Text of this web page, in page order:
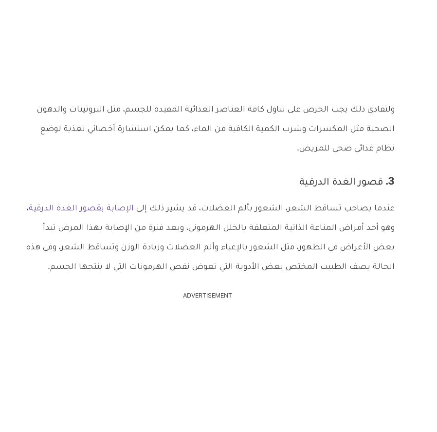
ولتفادي ذلك يجب الحرص على تناول كافة العناصر الغذائية المفيدة للجسم، مثل البروتينات والدهون
الصحية مثل المكسرات وشرب الكمية الكافية من الماء، كما يمكن استشارة أخصائي تغذية لوضع
نظام غذائي صحي للمريض.
3. قصور الغدة الدرقية
عندما يصاحب تساقط الشعر، الشعور بألم العضلات، قد يشير ذلك إلى الإصابة بقصور الغدة الدرقية،
وهو أحد أمراض المناعة الذاتية المتعلقة بالخلل الهرموني، وبعد فترة من الإصابة بهذا المرض تبدأ
بعض الأعراض في الظهور، مثل الشعور بالإعياء وألم العضلات وزيادة الوزن وتساقط الشعر، وفي هذه
الحالة يصف الطبيب المختص بعض الأدوية التي تعوض نقص الهرمونات التي لا ينتجها الجسم.
ADVERTISEMENT